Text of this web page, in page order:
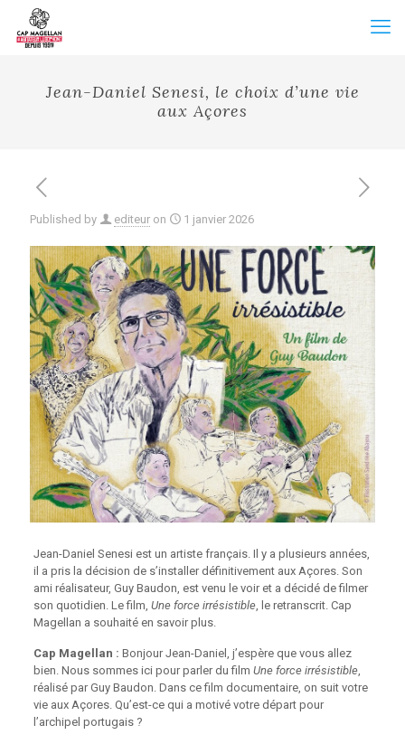
Jean-Daniel Senesi, le choix d’une vie
aux Açores
Published by editeur on 1 janvier 2026
Jean-Daniel Senesi est un artiste français. Il y a plusieurs années,
il a pris la décision de s’installer définitivement aux Açores. Son
ami réalisateur, Guy Baudon, est venu le voir et a décidé de filmer
son quotidien. Le film, Une force irrésistible, le retranscrit. Cap
Magellan a souhaité en savoir plus.
Cap Magellan : Bonjour Jean-Daniel, j’espère que vous allez
bien. Nous sommes ici pour parler du film Une force irrésistible,
réalisé par Guy Baudon. Dans ce film documentaire, on suit votre
vie aux Açores. Qu’est-ce qui a motivé votre départ pour
l’archipel portugais ?